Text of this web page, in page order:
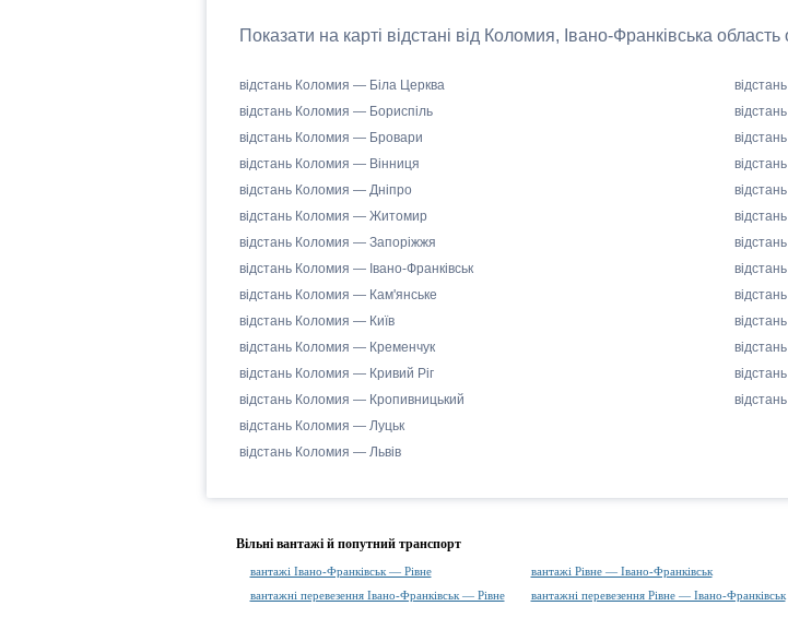
Показати на карті відстані від Коломия, Івано-Франківська
відстань Коломия — Біла Церква
відстань Коломия — Бориспіль
відстань Коломия — Бровари
відстань Коломия — Вінниця
відстань Коломия — Дніпро
відстань Коломия — Житомир
відстань Коломия — Запоріжжя
відстань Коломия — Івано-Франківськ
відстань Коломия — Кам'янське
відстань Коломия — Київ
відстань Коломия — Кременчук
відстань Коломия — Кривий Ріг
відстань Коломия — Кропивницький
відстань Коломия — Луцьк
відстань Коломия — Львів
Вільні вантажі й попутний транспорт
вантажі Івано-Франківськ — Рівне вантажі Рівне — Івано-Франківськ
вантажні перевезення Івано-Франківськ — Рівне
вантажні перевезення Рівне — Івано-Франківськ